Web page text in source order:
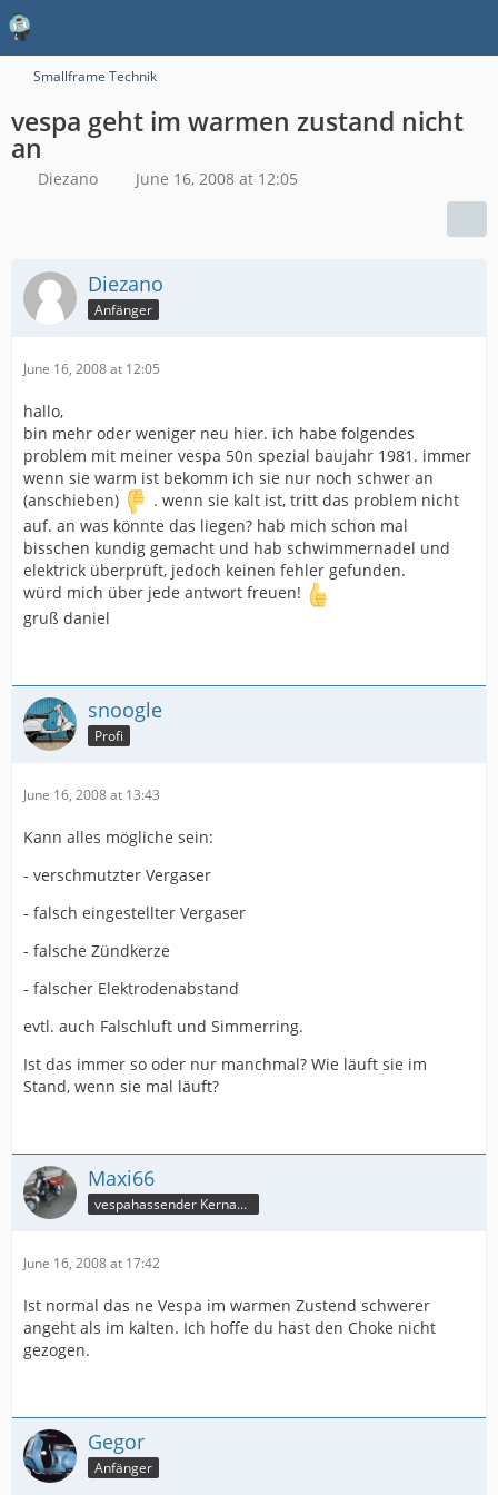
Smallframe Technik
vespa geht im warmen zustand nicht
an
Diezano June 16, 2008 at 12:05
Diezano
Anfänger
June 16, 2008 at 12:05
hallo,
bin mehr oder weniger neu hier. ich habe folgendes
problem mit meiner vespa 50n spezial baujahr 1981. immer
wenn sie warm ist bekomm ich sie nur noch schwer an
(anschieben)
. wenn sie kalt ist, tritt das problem nicht
auf. an was könnte das liegen? hab mich schon mal
bisschen kundig gemacht und hab schwimmernadel und
elektrick überprüft, jedoch keinen fehler gefunden.
würd mich über jede antwort freuen!
gruß daniel
snoogle
Profi
June 16, 2008 at 13:43
Kann alles mögliche sein:
- verschmutzter Vergaser
- falsch eingestellter Vergaser
- falsche Zündkerze
- falscher Elektrodenabstand
evtl. auch Falschluft und Simmerring.
Ist das immer so oder nur manchmal? Wie läuft sie im
Stand, wenn sie mal läuft?
Maxi66
vespahassender Kernassi
June 16, 2008 at 17:42
Ist normal das ne Vespa im warmen Zustend schwerer
angeht als im kalten. Ich hoffe du hast den Choke nicht
gezogen.
Gegor
Anfänger